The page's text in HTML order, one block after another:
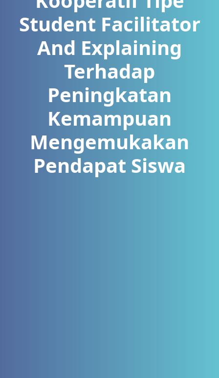
Student Facilitator
And Explaining
Terhadap
Peningkatan
Kemampuan
Mengemukakan
Pendapat Siswa